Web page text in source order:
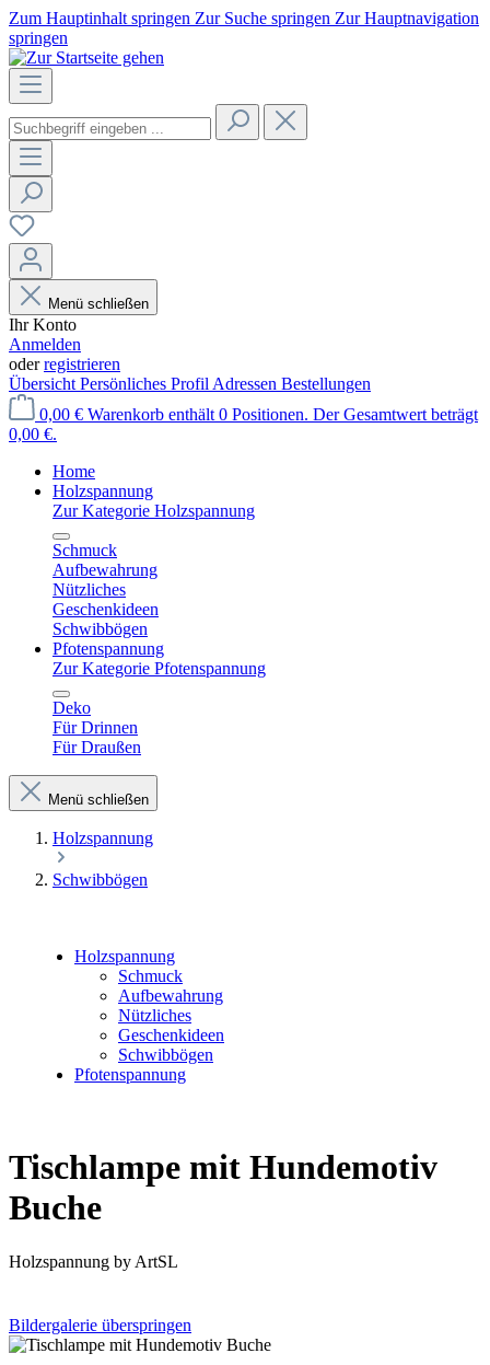
Zum Hauptinhalt springen Zur Suche springen Zur Hauptnavigation
springen
Menü schließen
Ihr Konto
Anmelden
oderregistrieren
Übersicht Persönliches Profil Adressen Bestellungen
0,00 € Warenkorb enthält 0 Positionen. Der Gesamtwert beträgt
0,00 €.
Home
Holzspannung
Zur Kategorie Holzspannung
Schmuck
Aufbewahrung
Nützliches
Geschenkideen
Schwibbögen
Pfotenspannung
Zur Kategorie Pfotenspannung
Deko
Für Drinnen
Für Draußen
Menü schließen
Holzspannung
Schwibbögen
Holzspannung
Schmuck
Aufbewahrung
Nützliches
Geschenkideen
Schwibbögen
Pfotenspannung
Tischlampe mit Hundemotiv
Buche
Holzspannung by ArtSL
Bildergalerie überspringen